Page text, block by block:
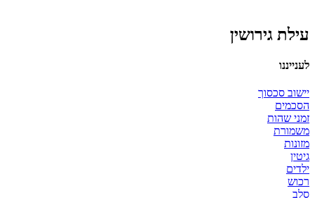
עילת גירושין
לענייננו
יישוב סכסוך
הסכמים
זמני שהות
משמורת
מזונות
גיטין
ילדים
רכוש
סלב